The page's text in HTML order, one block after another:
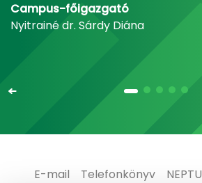
Campus-főigazgató
Nyitrainé dr. Sárdy Diána
E-mail Telefonkönyv